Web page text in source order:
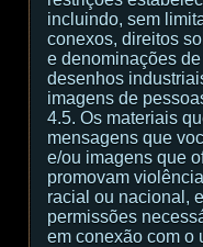
incluindo, sem
conexos, direitos
e denominações
desenhos
imagens de
4.5. Os materiais
mensagens que
e/ou imagens que
promovam
racial ou nacional,
permissões
em conexão com o